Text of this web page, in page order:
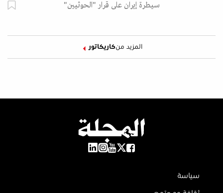
سيطرة إيران على قرار "الحوثيين"
المزيد منكاريكاتور
سياسة